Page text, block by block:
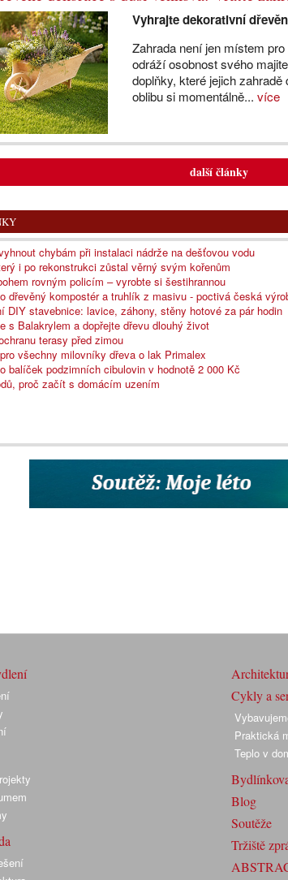
Vyhrajte dekorativní
Zahrada není jen místem
odráží osobnost svého
doplňky, které jejich
oblibu si momentálně...více
další články
chybám při instalaci nádrže na dešťovou vodu
i po rekonstrukci zůstal věrný svým kořenům
rovným policím – vyrobte si šestihrannou
dřevěný kompostér a truhlík z masivu - poctivá česká
DIY stavebnice: lavice, záhony, stěny hotové za pár hodin
s Balakrylem a dopřejte dřevu dlouhý život
terasy před zimou
všechny milovníky dřeva o lak Primalex
balíček podzimních cibulovin v hodnotě 2 000 Kč
proč začít s domácím uzením
Cykly a
Praktická
Teplo v
Blog
Soutěže
Tržiště